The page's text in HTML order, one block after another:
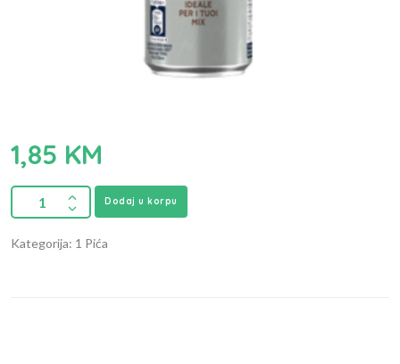
1,85 KM
Dodaj u korpu
Kategorija: 1 Pića